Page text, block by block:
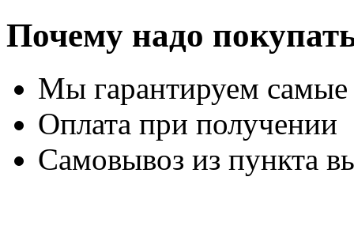
Почему надо
Мы гарантируем
Оплата при получении
Самовывоз из пункта